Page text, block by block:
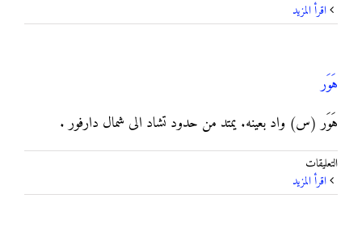
هَبْ
يك
هَوَر
هَوَر (س) واد بعينه. يمتد من حدود تشاد الى شمال دارفور .
التعليقات
هَوَر
مغلقة